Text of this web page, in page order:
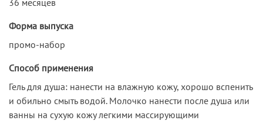
Форма выпуска
промо-набор
Способ применения
Гель для душа: нанести на влажную кожу, хорошо вспенить
и обильно смыть водой. Молочко нанести после душа или
ванны на сухую кожу легкими массирующими